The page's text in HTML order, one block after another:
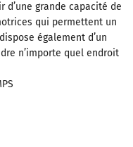
propositions commerciales à
d’une grande capacité de
qui permettent un
également d’un
n’importe quel endroit